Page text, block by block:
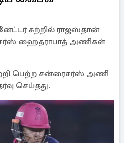
சுற்றில் ராஜஸ்தான்
ஹைதராபாத் அணிகள்
பெற்ற சன்ரைசர்ஸ் அணி
செய்தது.